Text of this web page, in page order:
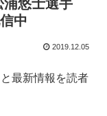
浦悠士選手
中
2019.12.05
最新情報を読者